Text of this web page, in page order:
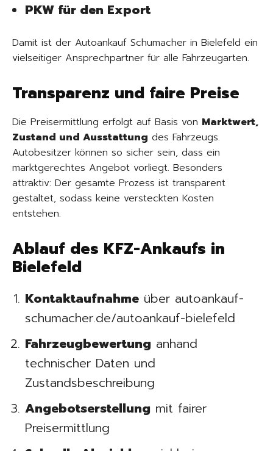
PKW für den Export
Damit ist der Autoankauf Schumacher in Bielefeld ein
vielseitiger Ansprechpartner für alle Fahrzeugarten.
Transparenz und faire Preise
Die Preisermittlung erfolgt auf Basis von Marktwert,
Zustand und Ausstattung des Fahrzeugs.
Autobesitzer können so sicher sein, dass ein
marktgerechtes Angebot vorliegt. Besonders
attraktiv: Der gesamte Prozess ist transparent
gestaltet, sodass keine versteckten Kosten
entstehen.
Ablauf des KFZ-Ankaufs in
Bielefeld
Kontaktaufnahme über autoankauf-
schumacher.de/autoankauf-bielefeld
Fahrzeugbewertung anhand
technischer Daten und
Zustandsbeschreibung
Angebotserstellung mit fairer
Preisermittlung